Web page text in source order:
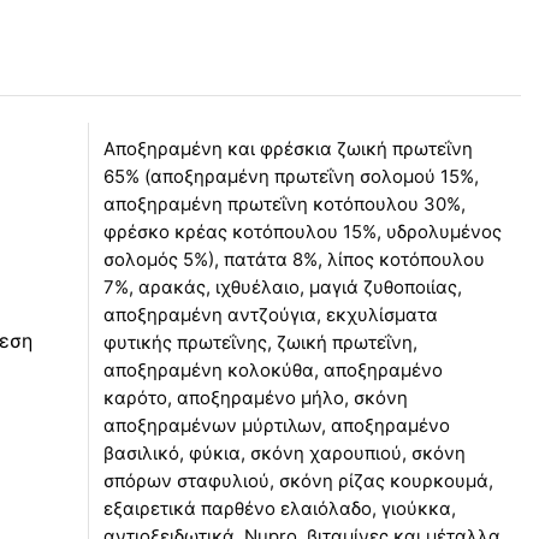
Αποξηραμένη και φρέσκια ζωική πρωτεΐνη
65% (αποξηραμένη πρωτεΐνη σολομού 15%,
αποξηραμένη πρωτεΐνη κοτόπουλου 30%,
φρέσκο κρέας κοτόπουλου 15%, υδρολυμένος
σολομός 5%), πατάτα 8%, λίπος κοτόπουλου
7%, αρακάς, ιχθυέλαιο, μαγιά ζυθοποιίας,
αποξηραμένη αντζούγια, εκχυλίσματα
φυτικής πρωτεΐνης, ζωική πρωτεΐνη,
αποξηραμένη κολοκύθα, αποξηραμένο
καρότο, αποξηραμένο μήλο, σκόνη
αποξηραμένων μύρτιλων, αποξηραμένο
βασιλικό, φύκια, σκόνη χαρουπιού, σκόνη
σπόρων σταφυλιού, σκόνη ρίζας κουρκουμά,
εξαιρετικά παρθένο ελαιόλαδο, γιούκκα,